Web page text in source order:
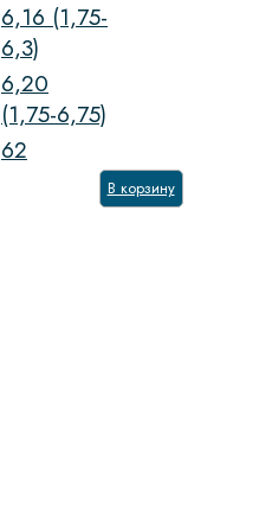
6,16 (1,75-
6,3)
6,20
(1,75-6,75)
62
В корзину